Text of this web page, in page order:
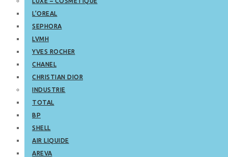
L’OREAL
SEPHORA
LVMH
YVES ROCHER
CHANEL
CHRISTIAN DIOR
INDUSTRIE
TOTAL
BP
SHELL
AIR LIQUIDE
AREVA